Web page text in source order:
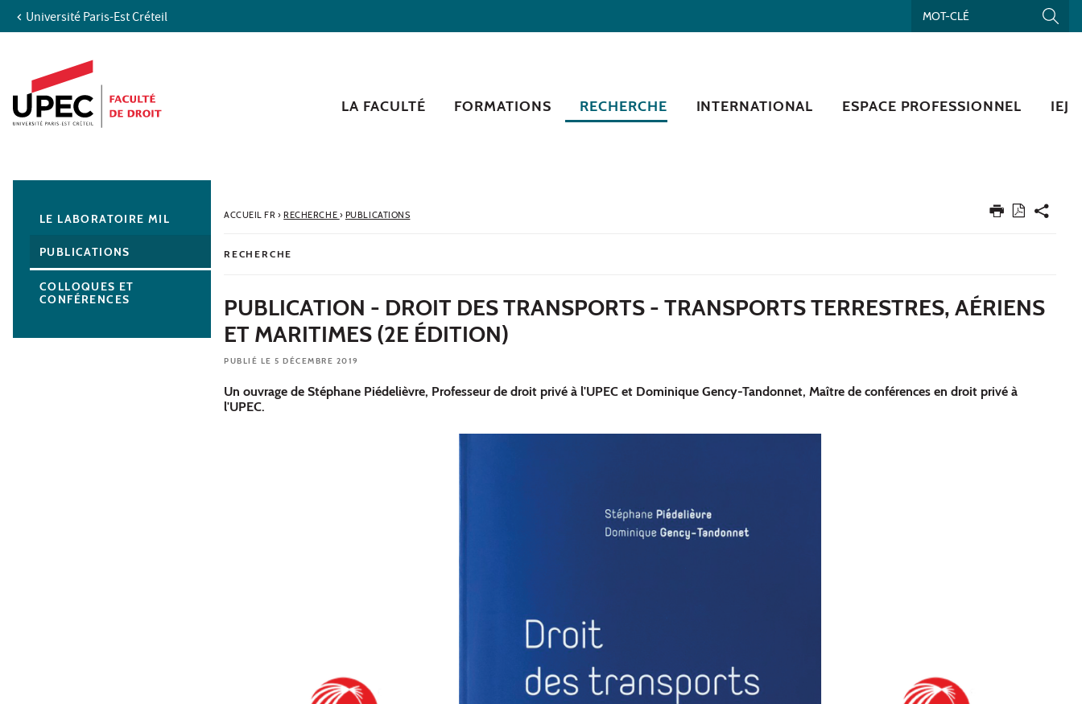
Aller au contenu
Accès directs
Recherche
Navigation secondaire
Université Paris-Est Créteil
LA FACULTÉ FORMATIONS RECHERCHE INTERNATIONAL ESPACE PROFESSIONNEL IEJ
ACCUEIL FR› RECHERCHE › PUBLICATIONS
RECHERCHE
PUBLICATION - DROIT DES TRANSPORTS - TRANSPORTS TERRESTRES, AÉRIENS
ET MARITIMES (2E ÉDITION)
PUBLIÉ LE 5 DÉCEMBRE 2019
Un ouvrage de Stéphane Piédelièvre, Professeur de droit privé à l'UPEC et Dominique Gency-Tandonnet, Maître de conférences en droit privé à
l'UPEC.
LE LABORATOIRE MIL
PUBLICATIONS
COLLOQUES ET
CONFÉRENCES